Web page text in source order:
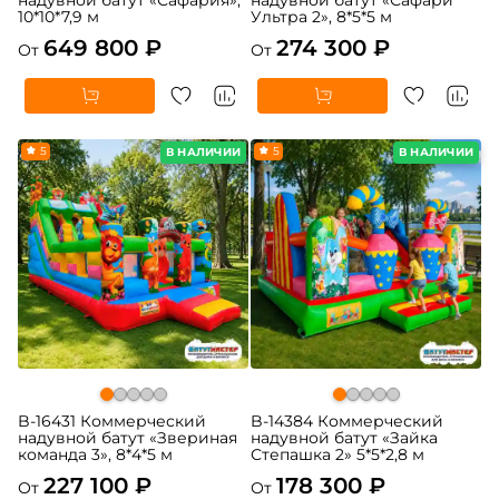
10*10*7,9 м
От 649 800 ₽
Ультра 2», 8*5*5 м
От 274 300 ₽
В НАЛИЧИИ
5
B-16431 Коммерческий
надувной батут «Звериная
команда 3», 8*4*5 м
От 227 100 ₽
В НАЛИЧИИ
5
B-14384 Коммерческий
надувной батут «Зайка
Степашка 2» 5*5*2,8 м
От 178 300 ₽